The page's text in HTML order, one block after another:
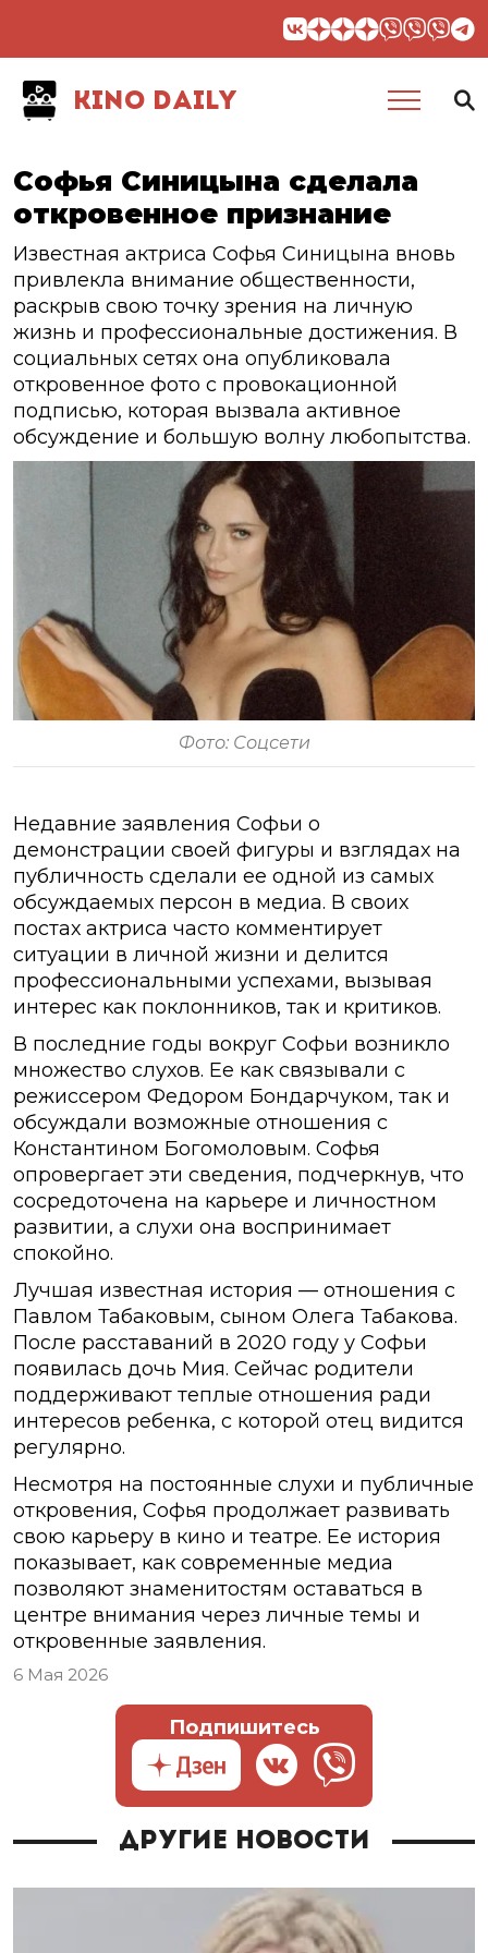
KINO DAILY
Софья Синицына сделала
откровенное признание
Известная актриса Софья Синицына вновь
привлекла внимание общественности,
раскрыв свою точку зрения на личную
жизнь и профессиональные достижения. В
социальных сетях она опубликовала
откровенное фото с провокационной
подписью, которая вызвала активное
обсуждение и большую волну любопытства.
Фото: Соцсети
Недавние заявления Софьи о
демонстрации своей фигуры и взглядах на
публичность сделали ее одной из самых
обсуждаемых персон в медиа. В своих
постах актриса часто комментирует
ситуации в личной жизни и делится
профессиональными успехами, вызывая
интерес как поклонников, так и критиков.
В последние годы вокруг Софьи возникло
множество слухов. Ее как связывали с
режиссером Федором Бондарчуком, так и
обсуждали возможные отношения с
Константином Богомоловым. Софья
опровергает эти сведения, подчеркнув, что
сосредоточена на карьере и личностном
развитии, а слухи она воспринимает
спокойно.
Лучшая известная история — отношения с
Павлом Табаковым, сыном Олега Табакова.
После расставаний в 2020 году у Софьи
появилась дочь Мия. Сейчас родители
поддерживают теплые отношения ради
интересов ребенка, с которой отец видится
регулярно.
Несмотря на постоянные слухи и публичные
откровения, Софья продолжает развивать
свою карьеру в кино и театре. Ее история
показывает, как современные медиа
позволяют знаменитостям оставаться в
центре внимания через личные темы и
откровенные заявления.
6 Мая 2026
Подпишитесь
Другие новости